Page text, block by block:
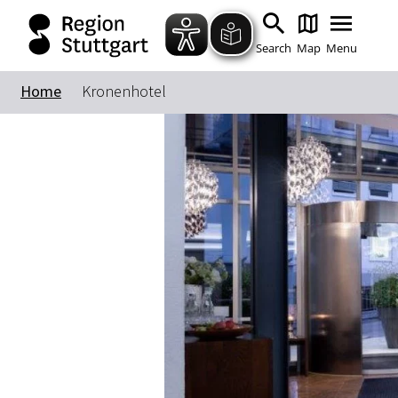
Search Map Menu
Home Kronenhotel